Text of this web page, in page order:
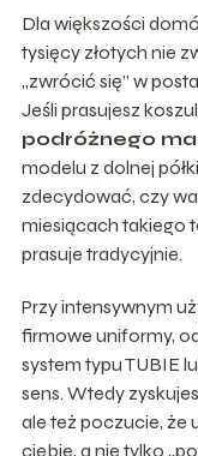
Dla większości
tysięcy złotych nie
„zwrócić się” w
Jeśli prasujesz
podróżnego
modelu z dolnej
zdecydować, czy
miesiącach takiego
prasuje tradycyjnie.
Przy intensywnym
firmowe uniformy,
system typu TUBIE
sens. Wtedy
ale też poczucie, że
ciebie, a nie tylko